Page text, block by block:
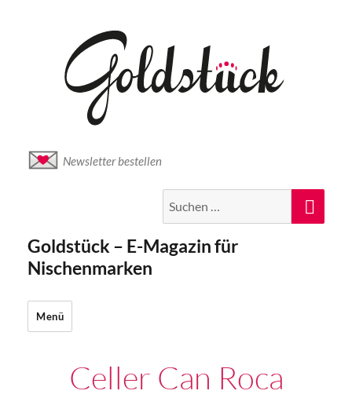
Newsletter bestellen
nach:
Goldstück – E-Magazin für
Nischenmarken
Menü
Celler Can Roca